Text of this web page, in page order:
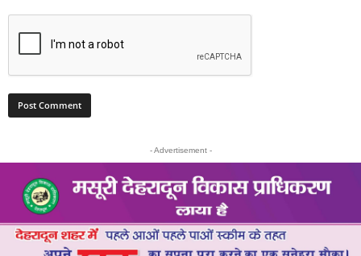
- Advertisement -